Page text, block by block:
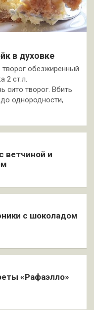
в духовке
обезжиренный
2 ст.л.
сито творог. Вбить
однородности,
ветчиной и
с шоколадом
«Рафаэлло»